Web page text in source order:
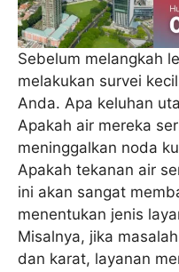
Sebelum melangkah
melakukan survei
Anda. Apa keluhan
Apakah air mereka
meninggalkan noda
Apakah tekanan air
ini akan sangat
menentukan jenis
Misalnya, jika
dan karat, layanan